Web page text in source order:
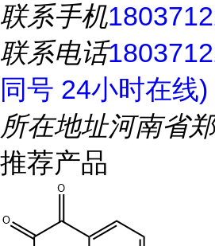
联系手机
联系电话
同号 24小时在线)
所在地址河南省
推荐产品